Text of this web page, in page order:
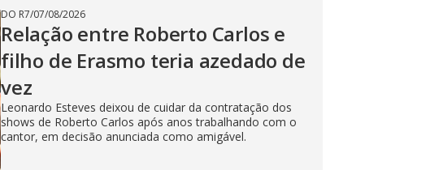
DO R7/07/08/2026
Relação entre Roberto Carlos e
filho de Erasmo teria azedado de
vez
Leonardo Esteves deixou de cuidar da contratação dos
shows de Roberto Carlos após anos trabalhando com o
cantor, em decisão anunciada como amigável.